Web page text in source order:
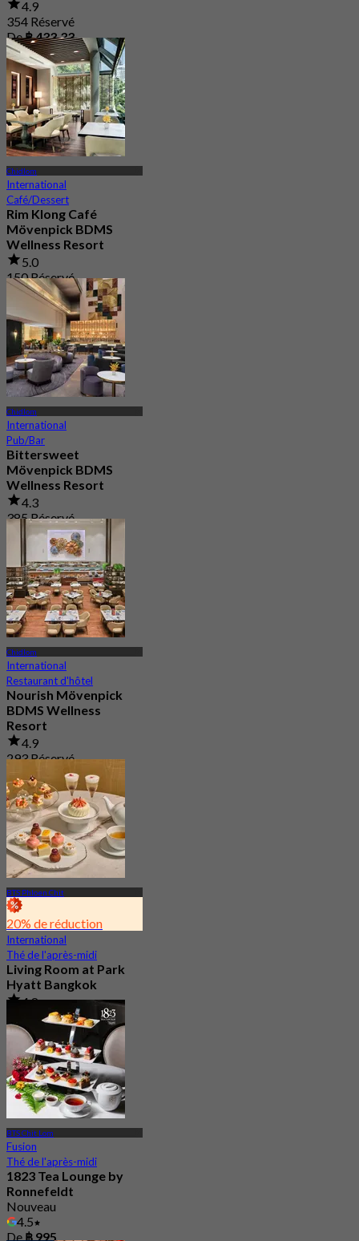
4.9
354 Réservé
De฿ 433.33
Chidlom
International
Café/Dessert
Rim Klong Café
Mövenpick BDMS
Wellness Resort
5.0
150 Réservé
De฿ 600
Chidlom
International
Pub/Bar
Bittersweet
Mövenpick BDMS
Wellness Resort
4.3
385 Réservé
De ฿ 600
Chidlom
International
Restaurant d'hôtel
Nourish Mövenpick
BDMS Wellness
Resort
4.9
293 Réservé
฿ 600
BTS Phloen Chit
20% de réduction
International
Thé de l'après-midi
Living Room at Park
Hyatt Bangkok
4.8
177 Réservé
De฿ 1,412.5
BTS Chit Lom
Fusion
Thé de l'après-midi
1823 Tea Lounge by
Ronnefeldt
Nouveau
4.5
De฿ 995